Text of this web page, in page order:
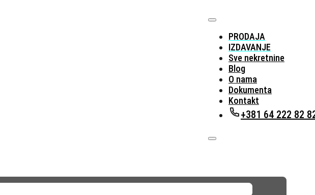
PRODAJA
IZDAVANJE
Sve nekretnine
Blog
O nama
Dokumenta
Kontakt
+381 64 222 82